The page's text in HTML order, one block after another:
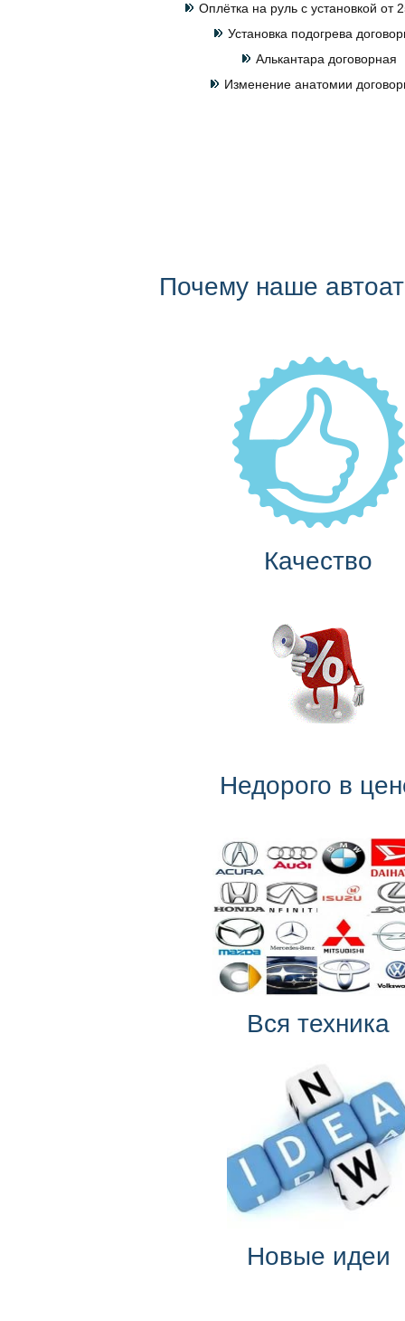
Оплётка на руль с установкой от
Установка подогрева
Алькантара договорная
Изменение анатомии
Почему наше
Качество
Недорого в
Вся техника
Новые идеи